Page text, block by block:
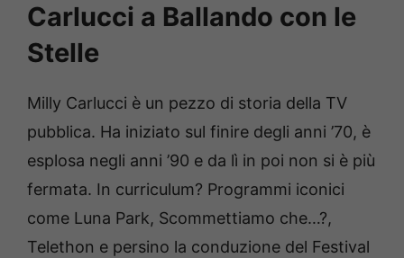
Carlucci a Ballando con le
Stelle
Milly Carlucci è un pezzo di storia della TV
pubblica. Ha iniziato sul finire degli anni ’70, è
esplosa negli anni ’90 e da lì in poi non si è più
fermata. In curriculum? Programmi iconici
come Luna Park, Scommettiamo che…?,
Telethon e persino la conduzione del Festival